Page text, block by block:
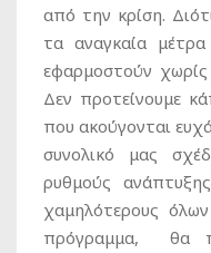
από την κρίση.
τα αναγκαία
εφαρμοστούν
Δεν προτείνουμε
που ακούγονται
συνολικό μας
ρυθμούς
χαμηλότερους
πρόγραμμα, θα